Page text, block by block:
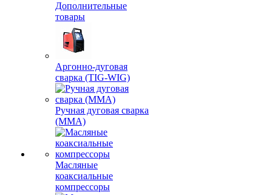
Дополнительные
товары
Аргонно-дуговая
сварка (TIG-WIG)
Ручная дуговая сварка
(MMA)
Масляные
коаксиальные
компрессоры